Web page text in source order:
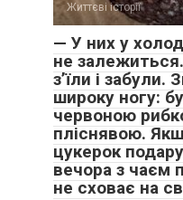
Життєві історії
— У них у
не
з’їли і
широку ногу:
червоною
пліснявою.
цукерок
вечора з чаєм
не сховає на